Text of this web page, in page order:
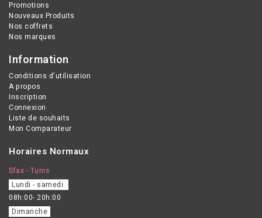
la grossesse et
l’allaitement.
Promotions
Nouveaux Produits
Nos coffrets
Nos marques
Information
Conditions d'utilisation
A propos
Inscription
Connexion
Liste de souhaits
Mon Comparateur
Horaires Normaux
Sfax - Tunis
Lundi - samedi
08h:00- 20h:00
Dimanche